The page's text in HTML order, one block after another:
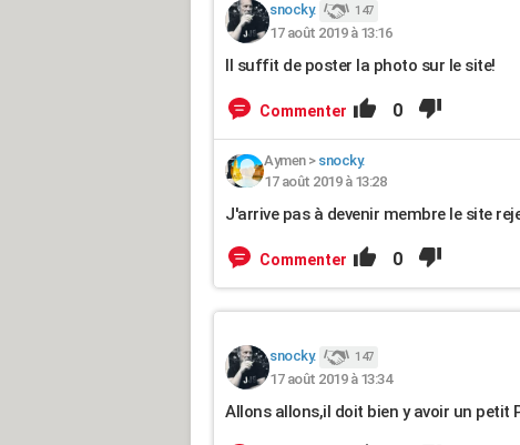
snocky. 147
17 août 2019 à 13:16
Il suffit de poster la photo sur le site!
Commenter 0
Aymen> snocky.
17 août 2019 à 13:28
J'arrive pas à devenir membre le site
Commenter 0
snocky. 147
17 août 2019 à 13:34
Allons allons,il doit bien y avoir un petit